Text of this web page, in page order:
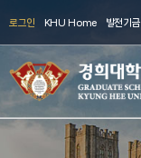
로그인 KHU Home 발전기금